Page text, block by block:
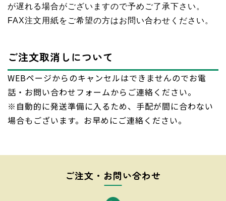
が遅れる場合がございますので予めご了承下さい。
FAX注文用紙をご希望の方はお問い合わせください。
ご注文取消しについて
WEBページからのキャンセルはできませんのでお電
話・お問い合わせフォームからご連絡ください。
※自動的に発送準備に入るため、手配が間に合わない
場合もございます。お早めにご連絡ください。
ご注文・お問い合わせ